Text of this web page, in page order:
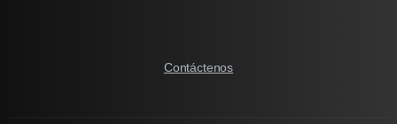
Contáctenos